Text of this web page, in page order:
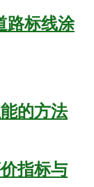
路标线涂
的方法
指标与